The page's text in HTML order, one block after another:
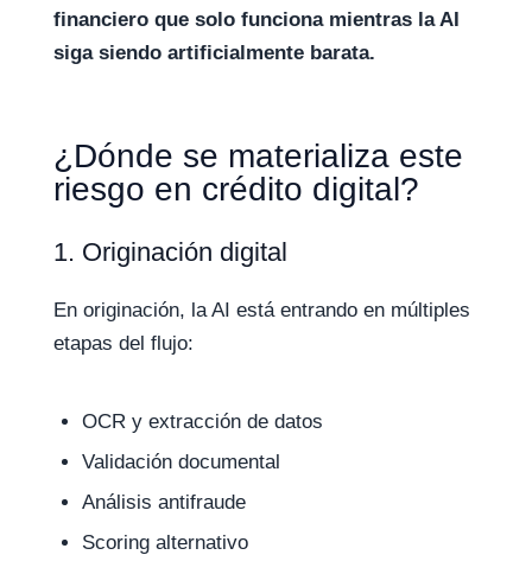
financiero que solo funciona mientras la AI
siga siendo artificialmente barata.
¿Dónde se materializa este
riesgo en crédito digital?
1. Originación digital
En originación, la AI está entrando en múltiples
etapas del flujo:
OCR y extracción de datos
Validación documental
Análisis antifraude
Scoring alternativo